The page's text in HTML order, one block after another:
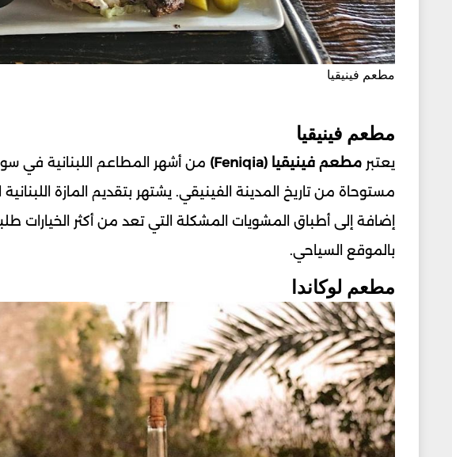
مطعم فينيقيا
مطعم فينيقيا
يعتبر مطعم فينيقيا (Feniqia)
من أشهر المطاعم اللبنانية في
مستوحاة من تاريخ المدينة الفينيقي. يشتهر بتقديم المازة
إضافة إلى أطباق المشويات المشكلة التي تعد من أكثر الخيارات
بالموقع السياحي.
مطعم لوكاندا